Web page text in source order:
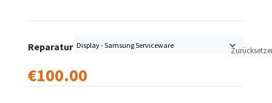
Reparatur
€100.00